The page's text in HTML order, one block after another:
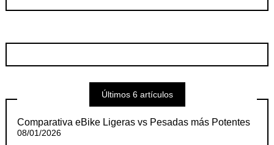
Últimos 6 artículos
Comparativa eBike Ligeras vs Pesadas más Potentes
08/01/2026